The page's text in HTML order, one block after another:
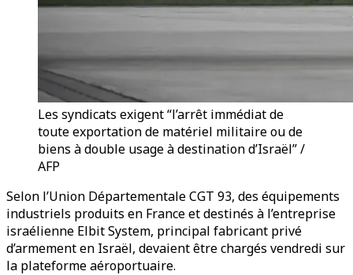
Les syndicats exigent “l’arrêt immédiat de
toute exportation de matériel militaire ou de
biens à double usage à destination d’Israël” /
AFP
Selon l’Union Départementale CGT 93, des équipements
industriels produits en France et destinés à l’entreprise
israélienne Elbit System, principal fabricant privé
d’armement en Israël, devaient être chargés vendredi sur
la plateforme aéroportuaire.